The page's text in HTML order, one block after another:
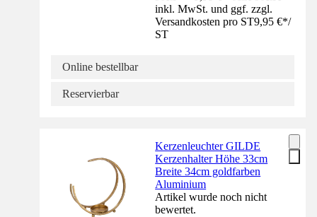
inkl. MwSt. und ggf. zzgl.
Versandkosten pro ST9,95 €*/
ST
Online bestellbar
Reservierbar
Kerzenleuchter GILDE
Kerzenhalter Höhe 33cm
Breite 34cm goldfarben
Aluminium
Artikel wurde noch nicht
bewertet.